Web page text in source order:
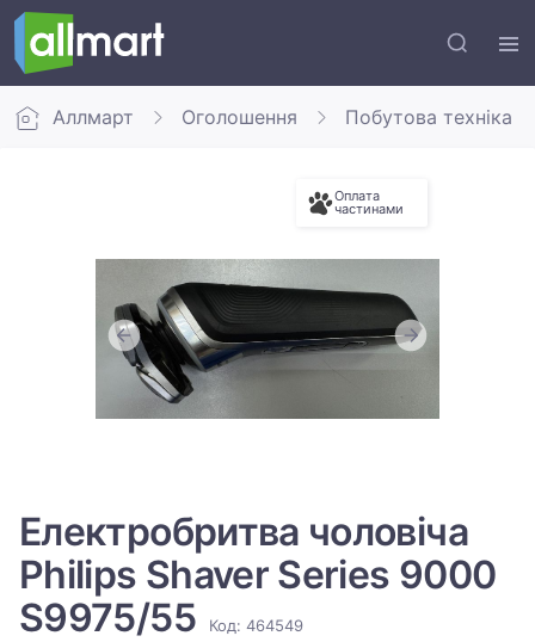
Аллмарт Оголошення Побутова техніка
Оплата
частинами
Електробритва чоловіча
Philips Shaver Series 9000
S9975/55
Код: 464549